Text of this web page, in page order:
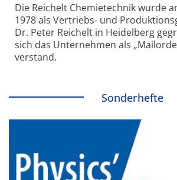
Die Reichelt Chemietechnik wurde
1978 als Vertriebs- und
Dr. Peter Reichelt in Heidelberg
sich das Unternehmen als
verstand.
Sonderhefte